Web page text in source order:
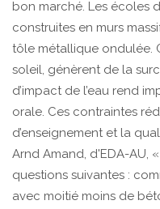
bon marché. Les écoles
construites en murs
tôle métallique ondulée.
soleil, génèrent de la
d’impact de l’eau rend
orale. Ces contraintes
d’enseignement et la
Arnd Amand, d'EDA-AU,
questions suivantes :
avec moitié moins de